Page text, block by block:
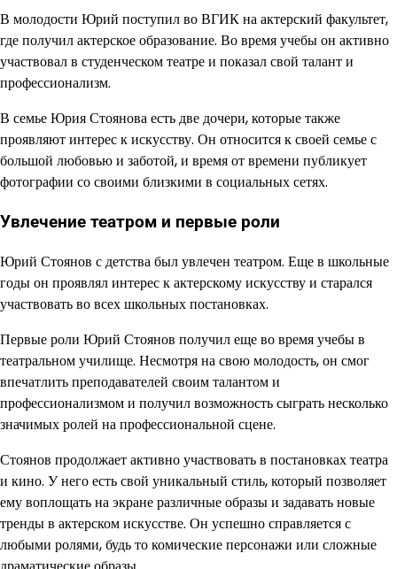
В молодости Юрий поступил во ВГИК на актерский факультет,
где получил актерское образование. Во время учебы он активно
участвовал в студенческом театре и показал свой талант и
профессионализм.
В семье Юрия Стоянова есть две дочери, которые также
проявляют интерес к искусству. Он относится к своей семье с
большой любовью и заботой, и время от времени публикует
фотографии со своими близкими в социальных сетях.
Увлечение театром и первые роли
Юрий Стоянов с детства был увлечен театром. Еще в школьные
годы он проявлял интерес к актерскому искусству и старался
участвовать во всех школьных постановках.
Первые роли Юрий Стоянов получил еще во время учебы в
театральном училище. Несмотря на свою молодость, он смог
впечатлить преподавателей своим талантом и
профессионализмом и получил возможность сыграть несколько
значимых ролей на профессиональной сцене.
Стоянов продолжает активно участвовать в постановках театра
и кино. У него есть свой уникальный стиль, который позволяет
ему воплощать на экране различные образы и задавать новые
тренды в актерском искусстве. Он успешно справляется с
любыми ролями, будь то комические персонажи или сложные